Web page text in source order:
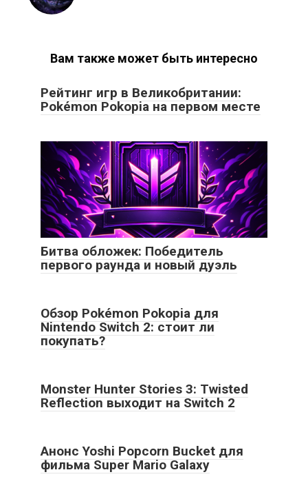
Вам также может быть интересно
Рейтинг игр в Великобритании:
Pokémon Pokopia на первом месте
Битва обложек: Победитель
первого раунда и новый дуэль
Обзор Pokémon Pokopia для
Nintendo Switch 2: стоит ли
покупать?
Monster Hunter Stories 3: Twisted
Reflection выходит на Switch 2
Анонс Yoshi Popcorn Bucket для
фильма Super Mario Galaxy